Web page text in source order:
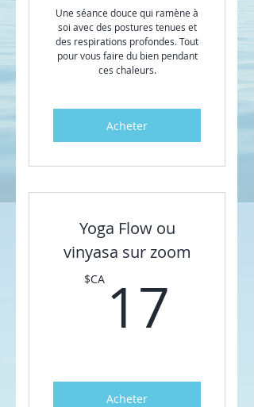
Conseils en décoration
pour la détox de votre
maison
Un E-book de 15 pages
Une séance douce qui ramène à
soi avec des postures tenues et
des respirations profondes. Tout
pour vous faire du bien pendant
ces chaleurs.
Acheter
Yoga Flow ou
vinyasa sur zoom
$CA 17
Acheter